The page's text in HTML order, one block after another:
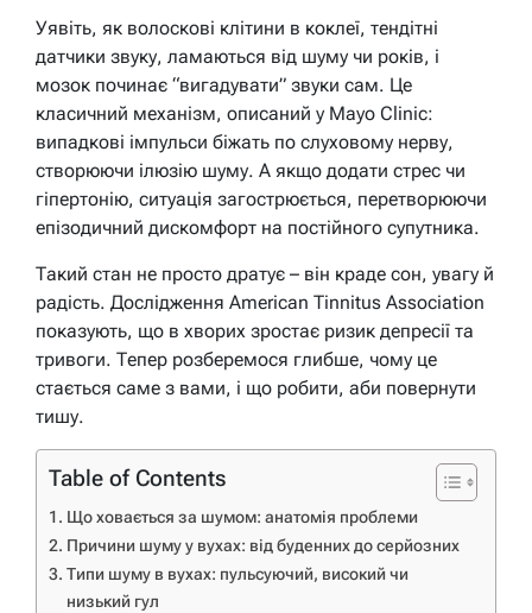
Уявіть, як волоскові клітини в коклеї, тендітні
датчики звуку, ламаються від шуму чи років, і
мозок починає “вигадувати” звуки сам. Це
класичний механізм, описаний у Mayo Clinic:
випадкові імпульси біжать по слуховому нерву,
створюючи ілюзію шуму. А якщо додати стрес чи
гіпертонію, ситуація загострюється, перетворюючи
епізодичний дискомфорт на постійного супутника.
Такий стан не просто дратує – він краде сон, увагу й
радість. Дослідження American Tinnitus Association
показують, що в хворих зростає ризик депресії та
тривоги. Тепер розберемося глибше, чому це
стається саме з вами, і що робити, аби повернути
тишу.
Table of Contents
Що ховається за шумом: анатомія проблеми
Причини шуму у вухах: від буденних до серйозних
Типи шуму в вухах: пульсуючий, високий чи
низький гул